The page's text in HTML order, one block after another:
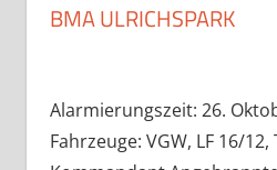
BMA ULRICHSPARK
Alarmierungszeit: 26.
Fahrzeuge: VGW, LF 16/